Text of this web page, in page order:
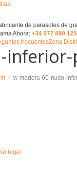
de parasoles de
Ahora: +34 977 890 125
frecuentesZona
inferior-
w-madera-60-nudo-
legal